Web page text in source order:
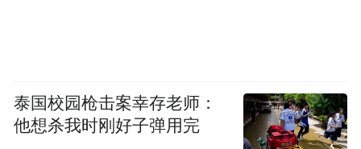
题讲座、戏剧沙龙等多场形式丰富的活动。
(完)
泰国校园枪击案幸存老师：
他想杀我时刚好子弹用完